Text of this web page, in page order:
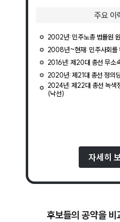
주요 이
2002년: 민주노총 법률원
2008년~현재: 민주사회를
2016년: 제20대 총선 무소
2020년: 제21대 총선 정의
2024년: 제22대 총선 녹색
(낙선)
자세히
후보들의 공약을